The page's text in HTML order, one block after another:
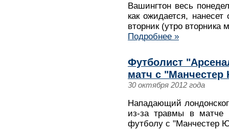
Вашингтон весь
как ожидается,
вторник (утро вторника
Подробнее »
Футболист
матч с
30 октября 2012 года
Нападающий
из-за травмы в матче
футболу с "Манчестер